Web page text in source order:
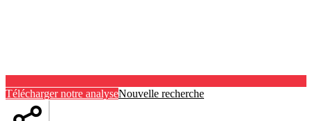
Télécharger notre analyseNouvelle recherche